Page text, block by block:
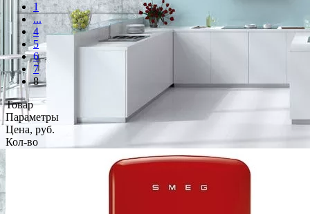
1
...
4
5
6
7
8
Товар
Параметры
Цена, руб.
Кол-во